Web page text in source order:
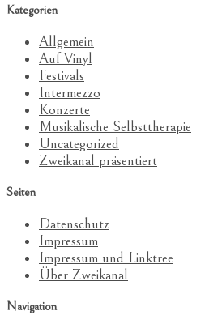
Kategorien
Allgemein
Auf Vinyl
Festivals
Intermezzo
Konzerte
Musikalische Selbsttherapie
Uncategorized
Zweikanal präsentiert
Seiten
Datenschutz
Impressum
Impressum und Linktree
Über Zweikanal
Navigation